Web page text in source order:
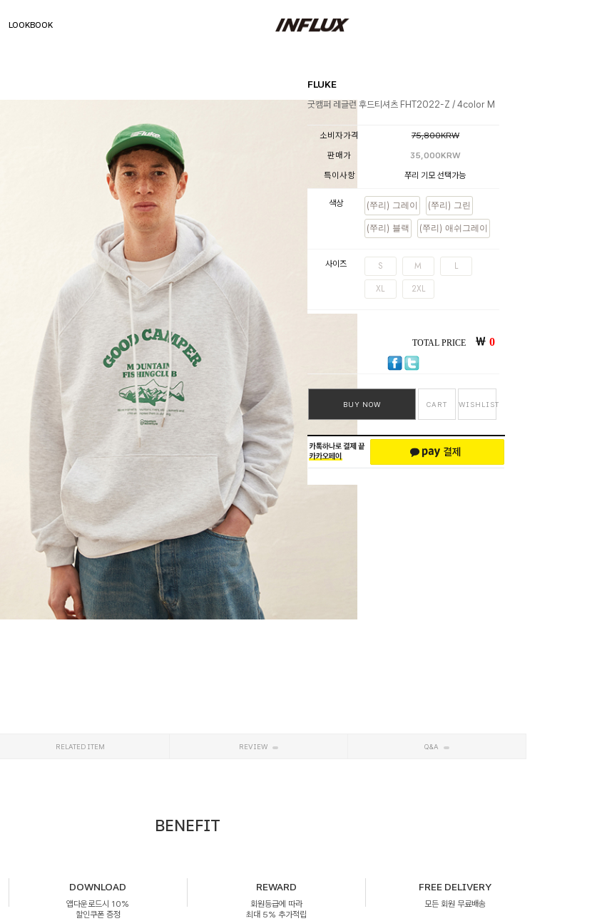
LOOKBOOK
FLUKE
굿캠퍼 레글런 후드티셔츠 FHT2022-Z / 4color M
소비자가격
75,800KRW
판매가
35,000KRW
특이사항
쭈리 기모 선택가능
색상 (쭈리) 그레이
(쭈리) 그린
(쭈리) 블랙
(쭈리) 애쉬그레이
사이즈 S M
L
XL
2XL
TOTAL PRICE ￦ 0
BUY NOW CART WISHLIST
RELATED ITEM REVIEW Q&A
BENEFIT
DOWNLOAD
앱다운로드시 10%
할인쿠폰 증정
REWARD
회원등급에 따라
최대 5% 추가적립
FREE DELIVERY
모든 회원 무료배송